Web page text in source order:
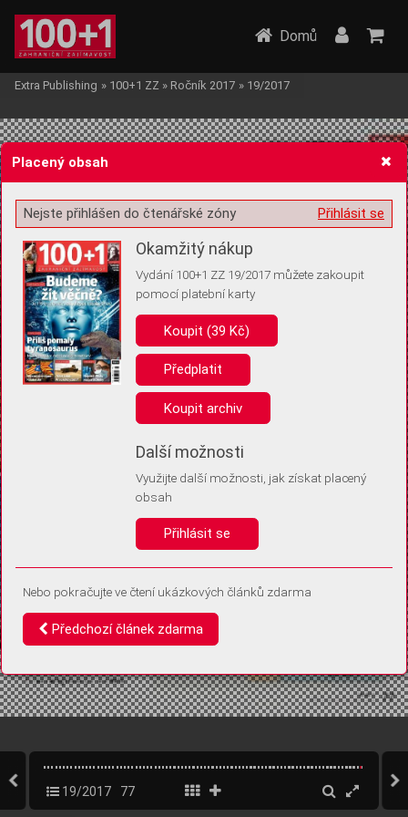
Žádost o souhlas s ukládáním volitelných informací
Pro základní fungování webu nepotřebujeme ukládat žádné informace
(tzv. cookies apod.). Rádi bychom vás ale požádali o souhlas s
uložením volitelných informací:
Anonymní unikátní ID
Díky němu příště poznáme, že se jedná o stejné zařízení, a
Identifikátor je zcela anonymní.
Vaše souhlasy a odmítnutí si ukládáme do vašeho zařízení, abychom se
vás už příště znovu neptali. Můžete je kdykoli později upravit ve Správě
Domů
Extra Publishing » 100+1 ZZ » Ročník 2017 » 19/2017
19/2017 77
Placený obsah
Přihlásit se
Nejste přihlášen do čtenářské zóny
Okamžitý nákup
Vydání 100+1 ZZ 19/2017 můžete zakoupit
pomocí platební karty
Koupit (39 Kč)
Předplatit
Koupit archiv
Další možnosti
Využijte další možnosti, jak získat placený
obsah
Přihlásit se
Nebo pokračujte ve čtení ukázkových článků zdarma
Předchozí článek zdarma